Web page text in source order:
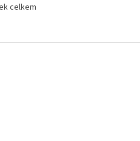
O
á
celkem